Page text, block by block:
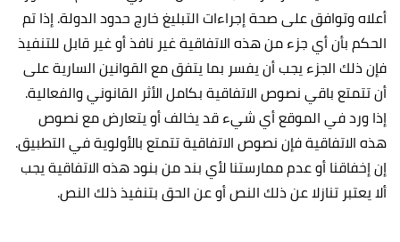
أعلاه وتوافق على صحة إجراءات التبليغ خارج حدود الدولة. إذا تم
الحكم بأن أي جزء من هذه الاتفاقية غير نافذ أو غير قابل للتنفيذ
فإن ذلك الجزء يجب أن يفسر بما يتفق مع القوانين السارية على
أن تتمتع باقي نصوص الاتفاقية بكامل الأثر القانوني والفعالية.
إذا ورد في الموقع أي شيء قد يخالف أو يتعارض مع نصوص
هذه الاتفاقية فإن نصوص الاتفاقية تتمتع بالأولوية في التطبيق.
إن إخفاقنا أو عدم ممارستنا لأي بند من بنود هذه الاتفاقية يجب
ألا يعتبر تنازلا عن ذلك النص أو عن الحق بتنفيذ ذلك النص.